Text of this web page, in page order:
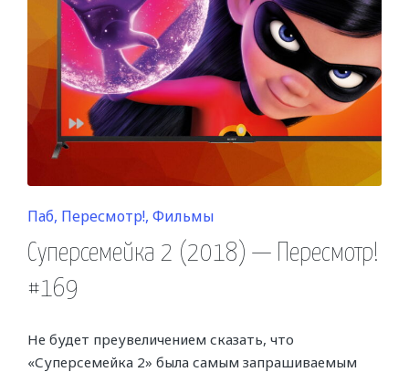
Posted
in
Паб Пересмотр! Фильмы
Суперсемейка 2 (2018) — Пересмотр!
#169
Не будет преувеличением сказать, что
«Суперсемейка 2» была самым запрашиваемым